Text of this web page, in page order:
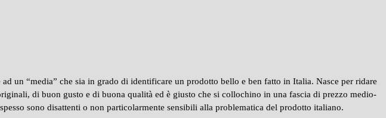
ad un “media” che sia in grado di identificare un prodotto bello e ben fatto in Italia. Nasce per ridare
di buon gusto e di buona qualità ed è giusto che si collochino in una fascia di prezzo medio-
sono disattenti o non particolarmente sensibili alla problematica del prodotto italiano.